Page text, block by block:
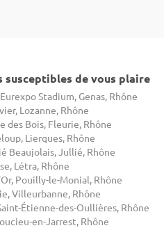
de vous plaire
Stadium, Genas, Rhône
Lozanne, Rhône
des Bois, Fleurie, Rhône
Liergues, Rhône
Beaujolais, Jullié, Rhône
Létra, Rhône
Pouilly-le-Monial, Rhône
Villeurbanne, Rhône
Étienne-des-Oullières, Rhône
en-Jarrest, Rhône